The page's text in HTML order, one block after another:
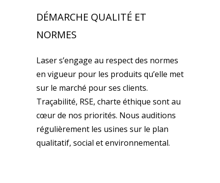
DÉMARCHE QUALITÉ ET
NORMES
Laser s’engage au respect des normes
en vigueur pour les produits qu’elle met
sur le marché pour ses clients.
Traçabilité, RSE, charte éthique sont au
cœur de nos priorités. Nous auditions
régulièrement les usines sur le plan
qualitatif, social et environnemental.